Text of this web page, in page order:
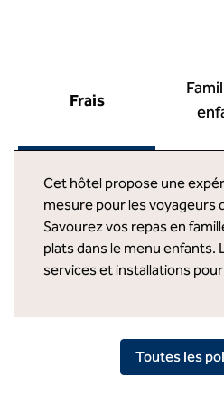
Frais
Cet hôtel propose une
mesure pour les voyageurs
Savourez vos repas en
plats dans le menu enfants.
services et installations
Toutes les